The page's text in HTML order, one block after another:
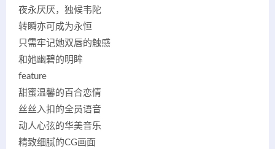
夜永厌厌，独候韦陀
转瞬亦可成为永恒
只需牢记她双唇的触感
和她幽碧的明眸
feature
甜蜜温馨的百合恋情
丝丝入扣的全员语音
动人心弦的华美音乐
精致细腻的CG画面